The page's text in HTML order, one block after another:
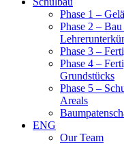
Phase 1 –
Phase 2 –
Phase 3 –
Phase 4 –
Grundstücks
Phase 5 –
Areals
ENG
Our Team